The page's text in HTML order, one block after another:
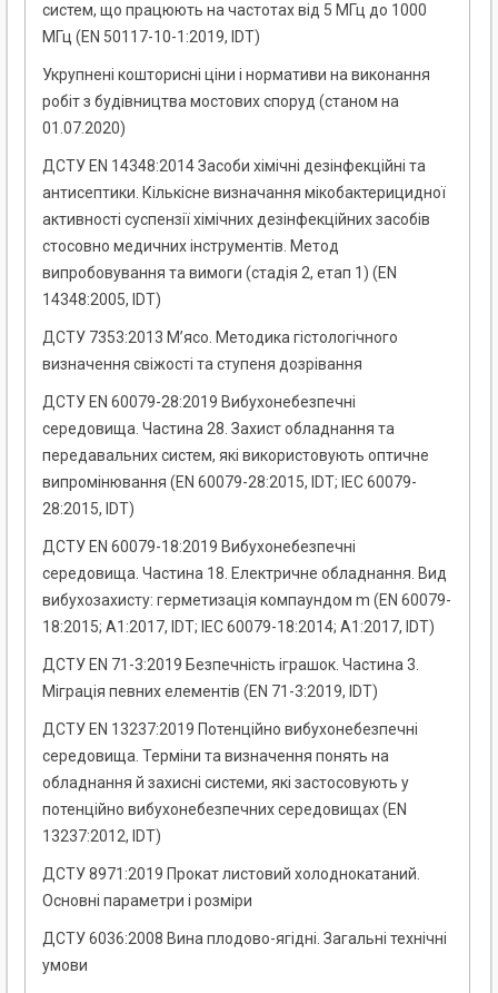
систем, що працюють на частотах від 5 МГц до 1000
МГц (EN 50117-10-1:2019, IDT)
Укрупнені кошторисні ціни і нормативи на виконання
робіт з будівництва мостових споруд (станом на
01.07.2020)
ДСТУ EN 14348:2014 Засоби хімічні дезінфекційні та
антисептики. Кількісне визначання мікобактерицидної
активності суспензії хімічних дезінфекційних засобів
стосовно медичних інструментів. Метод
випробовування та вимоги (стадія 2, етап 1) (EN
14348:2005, IDT)
ДСТУ 7353:2013 М’ясо. Методика гістологічного
визначення свіжості та ступеня дозрівання
ДСТУ EN 60079-28:2019 Вибухонебезпечні
середовища. Частина 28. Захист обладнання та
передавальних систем, які використовують оптичне
випромінювання (EN 60079-28:2015, IDT; IEC 60079-
28:2015, IDT)
ДСТУ EN 60079-18:2019 Вибухонебезпечні
середовища. Частина 18. Електричне обладнання. Вид
вибухозахисту: герметизація компаундом m (EN 60079-
18:2015; A1:2017, IDT; IEC 60079-18:2014; A1:2017, IDT)
ДСТУ EN 71-3:2019 Безпечність іграшок. Частина 3.
Міграція певних елементів (EN 71-3:2019, IDT)
ДСТУ EN 13237:2019 Потенційно вибухонебезпечні
середовища. Терміни та визначення понять на
обладнання й захисні системи, які застосовують у
потенційно вибухонебезпечних середовищах (EN
13237:2012, IDT)
ДСТУ 8971:2019 Прокат листовий холоднокатаний.
Основні параметри і розміри
ДСТУ 6036:2008 Вина плодово-ягідні. Загальні технічні
умови